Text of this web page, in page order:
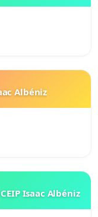
Albéniz
Isaac Albéniz